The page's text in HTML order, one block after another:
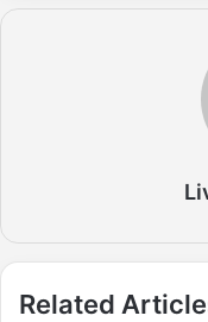
Related